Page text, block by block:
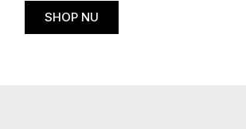
SHOP NU